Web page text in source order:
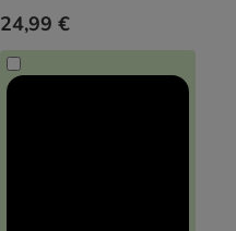
24,99 €